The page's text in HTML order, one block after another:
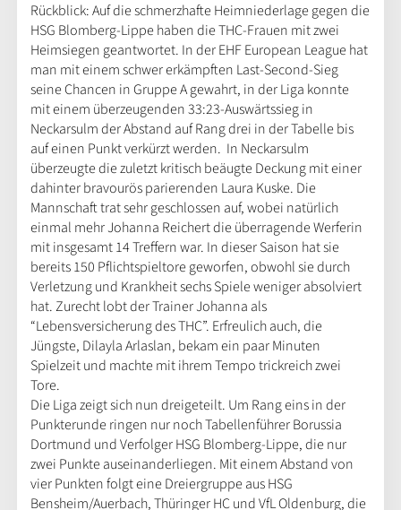
Rückblick: Auf die schmerzhafte Heimniederlage gegen die
HSG Blomberg-Lippe haben die THC-Frauen mit zwei
Heimsiegen geantwortet. In der EHF European League hat
man mit einem schwer erkämpften Last-Second-Sieg
seine Chancen in Gruppe A gewahrt, in der Liga konnte
mit einem überzeugenden 33:23-Auswärtssieg in
Neckarsulm der Abstand auf Rang drei in der Tabelle bis
auf einen Punkt verkürzt werden. In Neckarsulm
überzeugte die zuletzt kritisch beäugte Deckung mit einer
dahinter bravourös parierenden Laura Kuske. Die
Mannschaft trat sehr geschlossen auf, wobei natürlich
einmal mehr Johanna Reichert die überragende Werferin
mit insgesamt 14 Treffern war. In dieser Saison hat sie
bereits 150 Pflichtspieltore geworfen, obwohl sie durch
Verletzung und Krankheit sechs Spiele weniger absolviert
hat. Zurecht lobt der Trainer Johanna als
“Lebensversicherung des THC”. Erfreulich auch, die
Jüngste, Dilayla Arlaslan, bekam ein paar Minuten
Spielzeit und machte mit ihrem Tempo trickreich zwei
Tore.
Die Liga zeigt sich nun dreigeteilt. Um Rang eins in der
Punkterunde ringen nur noch Tabellenführer Borussia
Dortmund und Verfolger HSG Blomberg-Lippe, die nur
zwei Punkte auseinanderliegen. Mit einem Abstand von
vier Punkten folgt eine Dreiergruppe aus HSG
Bensheim/Auerbach, Thüringer HC und VfL Oldenburg, die